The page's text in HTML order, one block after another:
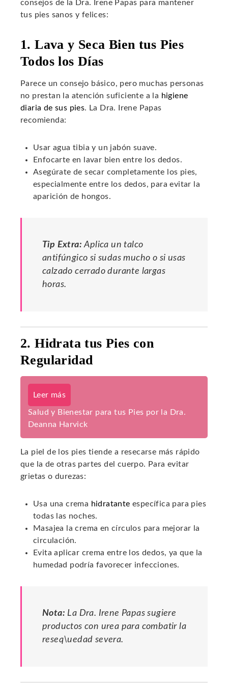
consejos de la Dra. Irene Papas para mantener
tus pies sanos y felices:
1. Lava y Seca Bien tus Pies
Todos los Días
Parece un consejo básico, pero muchas personas
no prestan la atención suficiente a la higiene
diaria de sus pies. La Dra. Irene Papas
recomienda:
Usar agua tibia y un jabón suave.
Enfocarte en lavar bien entre los dedos.
Asegúrate de secar completamente los pies,
especialmente entre los dedos, para evitar la
aparición de hongos.
Tip Extra: Aplica un talco
antifúngico si sudas mucho o si usas
calzado cerrado durante largas
horas.
2. Hidrata tus Pies con
Regularidad
Leer más
Salud y Bienestar para tus Pies por la Dra.
Deanna Harvick
La piel de los pies tiende a resecarse más rápido
que la de otras partes del cuerpo. Para evitar
grietas o durezas:
Usa una crema hidratante específica para pies
todas las noches.
Masajea la crema en círculos para mejorar la
circulación.
Evita aplicar crema entre los dedos, ya que la
humedad podría favorecer infecciones.
Nota: La Dra. Irene Papas sugiere
productos con urea para combatir la
reseq\uedad severa.